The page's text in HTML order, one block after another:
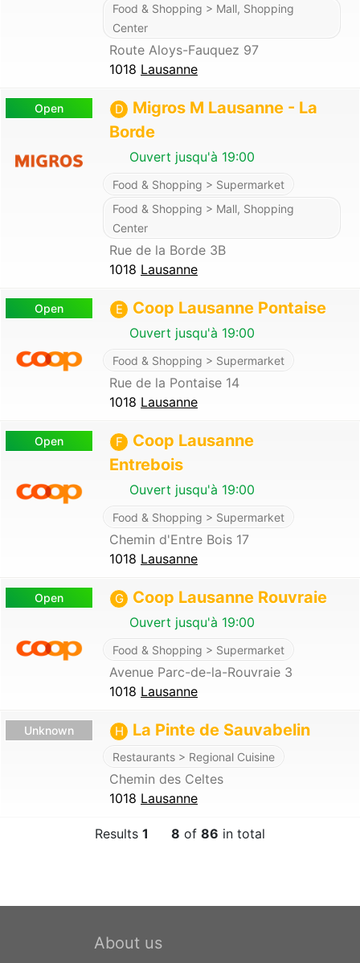
Food & Shopping > Mall, Shopping
Center
Route Aloys-Fauquez 97
1018 Lausanne
Open D
Migros M Lausanne - La
Borde
Ouvert jusqu'à 19:00
Food & Shopping > Supermarket
Food & Shopping > Mall, Shopping
Center
Rue de la Borde 3B
1018 Lausanne
Open E Coop Lausanne Pontaise
Ouvert jusqu'à 19:00
Food & Shopping > Supermarket
Rue de la Pontaise 14
1018 Lausanne
Open F
Coop Lausanne
Entrebois
Ouvert jusqu'à 19:00
Food & Shopping > Supermarket
Chemin d'Entre Bois 17
1018 Lausanne
Open G Coop Lausanne Rouvraie
Ouvert jusqu'à 19:00
Food & Shopping > Supermarket
Avenue Parc-de-la-Rouvraie 3
1018 Lausanne
Unknown H La Pinte de Sauvabelin
Restaurants > Regional Cuisine
Chemin des Celtes
1018 Lausanne
Results 1 8 of 86 in total
About us